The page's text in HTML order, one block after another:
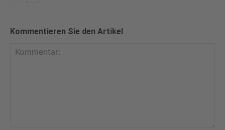
Kommentieren Sie den Artikel